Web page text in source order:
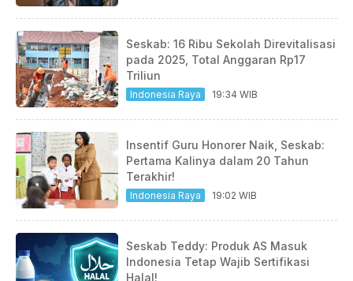
Seskab: 16 Ribu Sekolah Direvitalisasi
pada 2025, Total Anggaran Rp17
Triliun
Indonesia Raya 19:34 WIB
Insentif Guru Honorer Naik, Seskab:
Pertama Kalinya dalam 20 Tahun
Terakhir!
Indonesia Raya 19:02 WIB
Seskab Teddy: Produk AS Masuk
Indonesia Tetap Wajib Sertifikasi
Halal!